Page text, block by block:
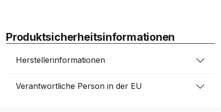
Produktsicherheitsinformationen
Herstellerinformationen
Verantwortliche Person in der EU